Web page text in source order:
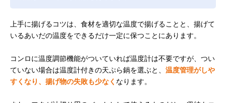
上手に揚げるコツは、食材を適切な温度で揚げることと、揚げて
いるあいだの温度をできるだけ一定に保つことにあります。
コンロに温度調節機能がついていれば温度計は不要ですが、つい
ていない場合は温度計付きの天ぷら鍋を選ぶと、 温度管理がしや
すくなり、揚げ物の失敗も少なく なります。